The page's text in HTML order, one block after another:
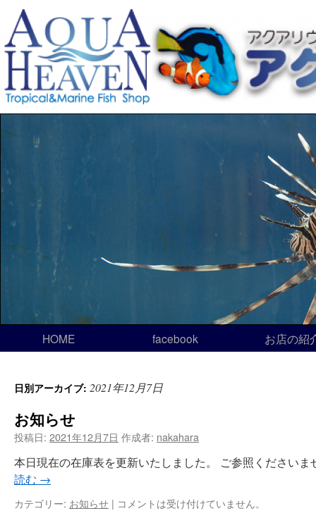
HOME facebook お店の紹
日別アーカイブ: 2021年12月7日
お知らせ
投稿日: 2021年12月7日 作成者: nakahara
本日現在の在庫表を更新いたしました。 ご参照ください
読む →
カテゴリー: お知らせ | コメントは受け付けていません。